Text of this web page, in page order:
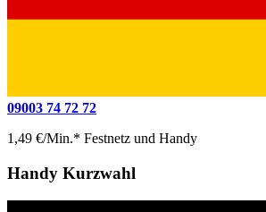
09003 74 72 72
1,49 €/Min.* Festnetz und Handy
Handy Kurzwahl